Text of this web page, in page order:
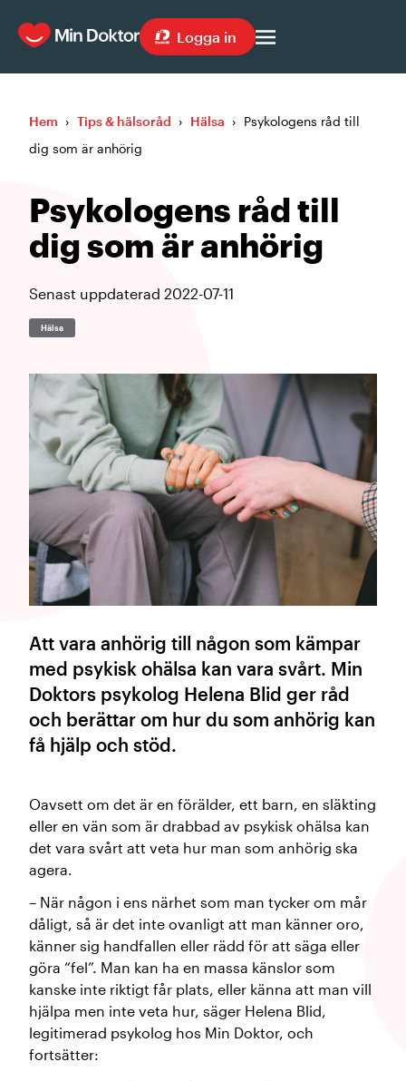
Logga in
Hem › Tips & hälsoråd › Hälsa › Psykologens råd till
dig som är anhörig
Psykologens råd till
dig som är anhörig
Senast uppdaterad 2022-07-11
Hälsa
Att vara anhörig till någon som kämpar
med psykisk ohälsa kan vara svårt. Min
Doktors psykolog Helena Blid ger råd
och berättar om hur du som anhörig kan
få hjälp och stöd.
Oavsett om det är en förälder, ett barn, en släkting
eller en vän som är drabbad av psykisk ohälsa kan
det vara svårt att veta hur man som anhörig ska
agera.
– När någon i ens närhet som man tycker om mår
dåligt, så är det inte ovanligt att man känner oro,
känner sig handfallen eller rädd för att säga eller
göra “fel”. Man kan ha en massa känslor som
kanske inte riktigt får plats, eller känna att man vill
hjälpa men inte veta hur, säger Helena Blid,
legitimerad psykolog hos Min Doktor, och
fortsätter: